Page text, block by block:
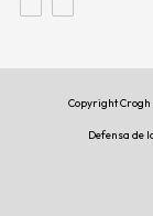
Copyright Crogh
Defensa de